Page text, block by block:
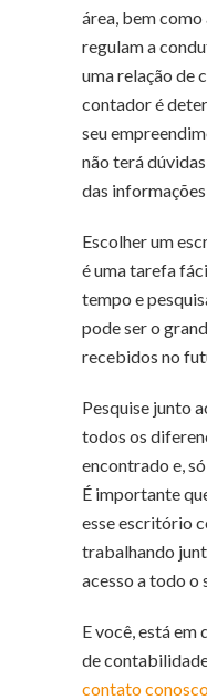
área, bem
regulam a
uma relação de
contador é
seu
não terá
das
Escolher um
é uma tarefa
tempo e
pode ser o
recebidos no
Pesquise junto
todos os
encontrado e,
É importante
esse escritório
trabalhando
acesso a todo o
E você, está
de
contato